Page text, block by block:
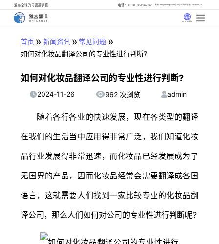
遍布全球的母语翻译官 电话：0731-85114762 邮箱: info@artlangs.com 24小时翻译管家: 18142666316
中文 (中国)
首页 » 新闻资讯» 常见问题 »
如何对化妆品翻译公司的专业性进行判断?
如何对化妆品翻译公司的专业性进行判断?
2024-11-26 962 次浏览 admin
随着各行各业的快速发展，现在各类型的翻译
在我们的生活当中应用得非常广泛，我们知道化妆
品行业发展得非常迅速，而化妆品已经发展成为了
无国界的产品，因而化妆品经常会需要翻译成各国
语言，这就需要人们找到一家比较专业的化妆品翻
译公司，那么人们如何对公司的专业性进行判断呢?